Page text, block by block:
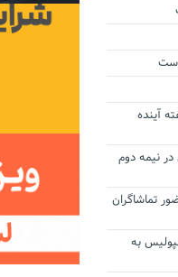
آینده
در نیمه دوم
تماشاگران
به